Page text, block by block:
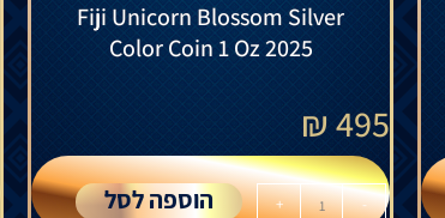
Fiji Unicorn Blossom Silver
Color Coin 1 Oz 2025
495
₪
-
+ הוספה לסל